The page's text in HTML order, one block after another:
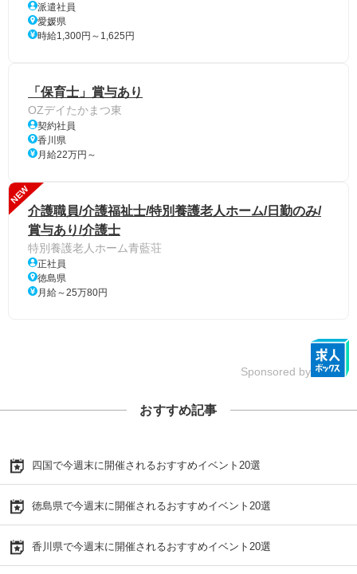
派遣社員
愛媛県
時給1,300円～1,625円
「保育士」賞与あり
OZデイたかまつ東
契約社員
香川県
月給22万円～
NEW
介護職員/介護福祉士/特別養護老人ホーム/日勤のみ/
賞与あり/介護士
特別養護老人ホーム青藍荘
正社員
徳島県
月給～25万80円
Sponsored by
おすすめ記事
四国で今週末に開催されるおすすめイベント20選
徳島県で今週末に開催されるおすすめイベント20選
香川県で今週末に開催されるおすすめイベント20選